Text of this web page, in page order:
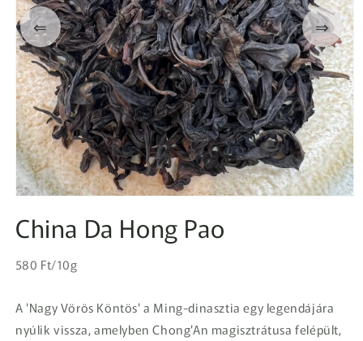
⇐
megnyitása
a
párbeszédpanelen
⇒
China Da Hong Pao
Normál
Egységár
580 Ft/10g
A 'Nagy Vörös Köntös' a Ming-dinasztia egy legendájára
nyúlik vissza, amelyben Chong'An magisztrátusa felépült,